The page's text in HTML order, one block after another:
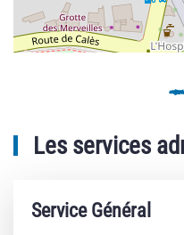
Les services
Service Général